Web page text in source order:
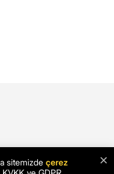
×
sitemizde çerez